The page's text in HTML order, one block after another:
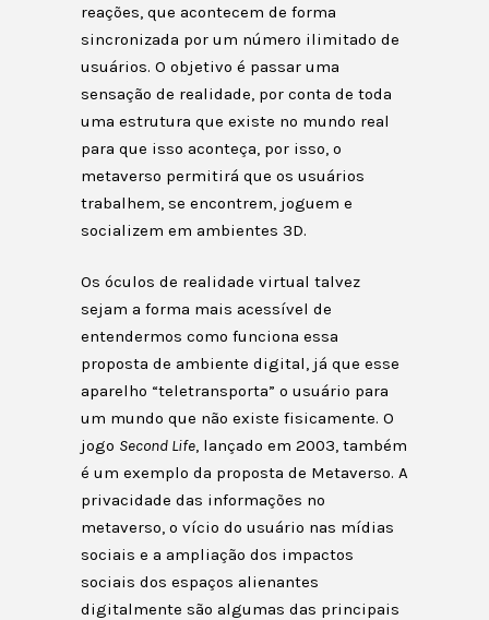
reações, que acontecem de forma
sincronizada por um número ilimitado de
usuários. O objetivo é passar uma
sensação de realidade, por conta de toda
uma estrutura que existe no mundo real
para que isso aconteça, por isso, o
metaverso permitirá que os usuários
trabalhem, se encontrem, joguem e
socializem em ambientes 3D.
Os óculos de realidade virtual talvez
sejam a forma mais acessível de
entendermos como funciona essa
proposta de ambiente digital, já que esse
aparelho “teletransporta” o usuário para
um mundo que não existe fisicamente. O
jogo Second Life, lançado em 2003, também
é um exemplo da proposta de Metaverso. A
privacidade das informações no
metaverso, o vício do usuário nas mídias
sociais e a ampliação dos impactos
sociais dos espaços alienantes
digitalmente são algumas das principais